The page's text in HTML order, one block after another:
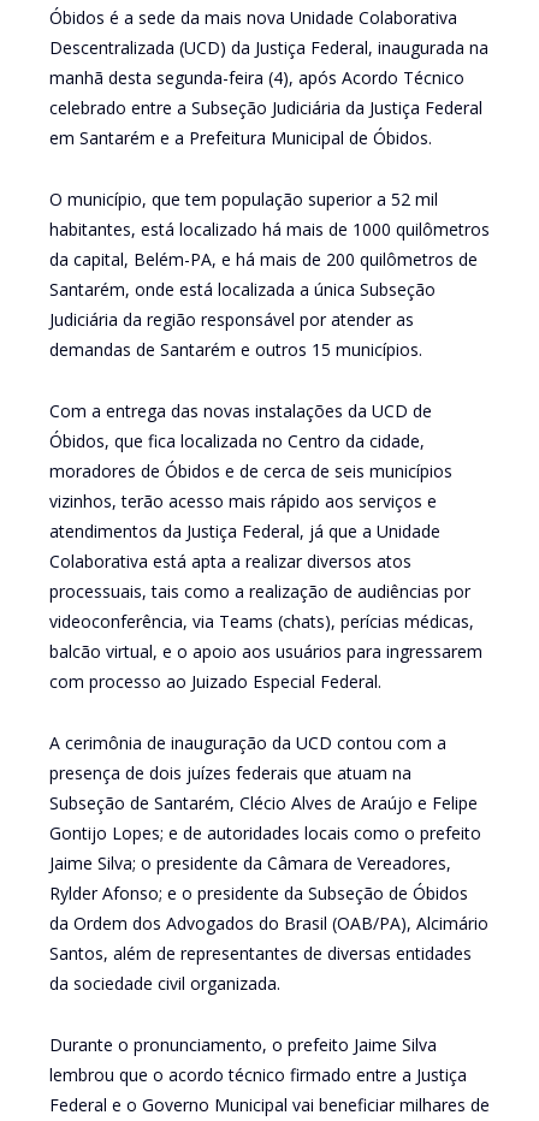
Óbidos é a sede da mais nova Unidade Colaborativa
Descentralizada (UCD) da Justiça Federal, inaugurada na
manhã desta segunda-feira (4), após Acordo Técnico
celebrado entre a Subseção Judiciária da Justiça Federal
em Santarém e a Prefeitura Municipal de Óbidos.
O município, que tem população superior a 52 mil
habitantes, está localizado há mais de 1000 quilômetros
da capital, Belém-PA, e há mais de 200 quilômetros de
Santarém, onde está localizada a única Subseção
Judiciária da região responsável por atender as
demandas de Santarém e outros 15 municípios.
Com a entrega das novas instalações da UCD de
Óbidos, que fica localizada no Centro da cidade,
moradores de Óbidos e de cerca de seis municípios
vizinhos, terão acesso mais rápido aos serviços e
atendimentos da Justiça Federal, já que a Unidade
Colaborativa está apta a realizar diversos atos
processuais, tais como a realização de audiências por
videoconferência, via Teams (chats), perícias médicas,
balcão virtual, e o apoio aos usuários para ingressarem
com processo ao Juizado Especial Federal.
A cerimônia de inauguração da UCD contou com a
presença de dois juízes federais que atuam na
Subseção de Santarém, Clécio Alves de Araújo e Felipe
Gontijo Lopes; e de autoridades locais como o prefeito
Jaime Silva; o presidente da Câmara de Vereadores,
Rylder Afonso; e o presidente da Subseção de Óbidos
da Ordem dos Advogados do Brasil (OAB/PA), Alcimário
Santos, além de representantes de diversas entidades
da sociedade civil organizada.
Durante o pronunciamento, o prefeito Jaime Silva
lembrou que o acordo técnico firmado entre a Justiça
Federal e o Governo Municipal vai beneficiar milhares de